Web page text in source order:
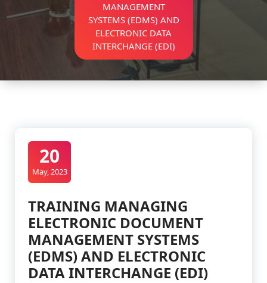
MANAGEMENT
SYSTEMS (EDMS) AND
ELECTRONIC DATA
INTERCHANGE (EDI)
20
May, 2023
TRAINING MANAGING
ELECTRONIC DOCUMENT
MANAGEMENT SYSTEMS
(EDMS) AND ELECTRONIC
DATA INTERCHANGE (EDI)